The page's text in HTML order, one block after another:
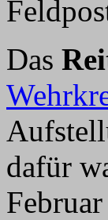
Das
dafür